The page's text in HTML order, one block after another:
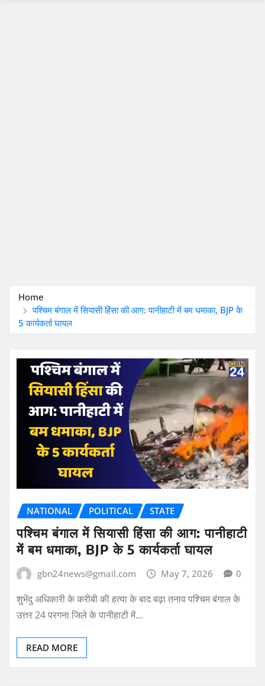
Home
पश्चिम बंगाल में सियासी हिंसा की आग: पानीहाटी में बम धमाका, BJP के
5 कार्यकर्ता घायल
NATIONAL POLITICAL STATE
पश्चिम बंगाल में सियासी हिंसा की आग: पानीहाटी
में बम धमाका, BJP के 5 कार्यकर्ता घायल
gbn24news@gmail.com May 7, 2026 0
शुभेंदु अधिकारी के करीबी की हत्या के बाद बढ़ा तनाव पश्चिम बंगाल के
उत्तर 24 परगना जिले के पानीहाटी में…
READ MORE